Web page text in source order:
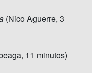
(Nico Aguerre, 3
11 minutos)